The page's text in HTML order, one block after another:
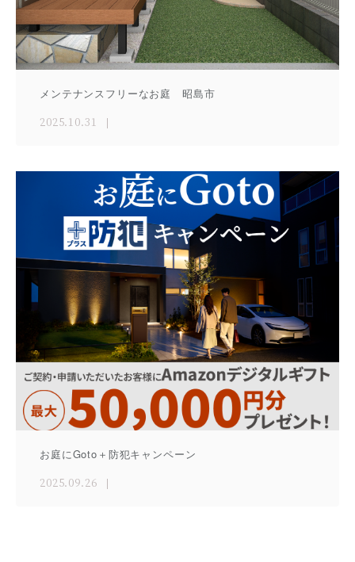
メンテナンスフリーなお庭 昭島市
2025.10.31
お庭にGoto＋防犯キャンペーン
2025.09.26